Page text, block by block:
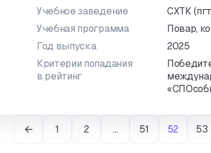
Учебное заведение
СХТК
Учебная программа
Повар,
Год выпуска
2025
Критерии попадания
в рейтинг
1 2 … 51 52 53